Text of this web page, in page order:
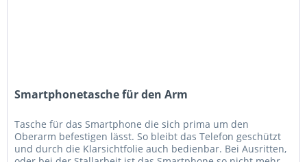
Smartphonetasche für den Arm
Tasche für das Smartphone die sich prima um den
Oberarm befestigen lässt. So bleibt das Telefon geschützt
und durch die Klarsichtfolie auch bedienbar. Bei Ausritten,